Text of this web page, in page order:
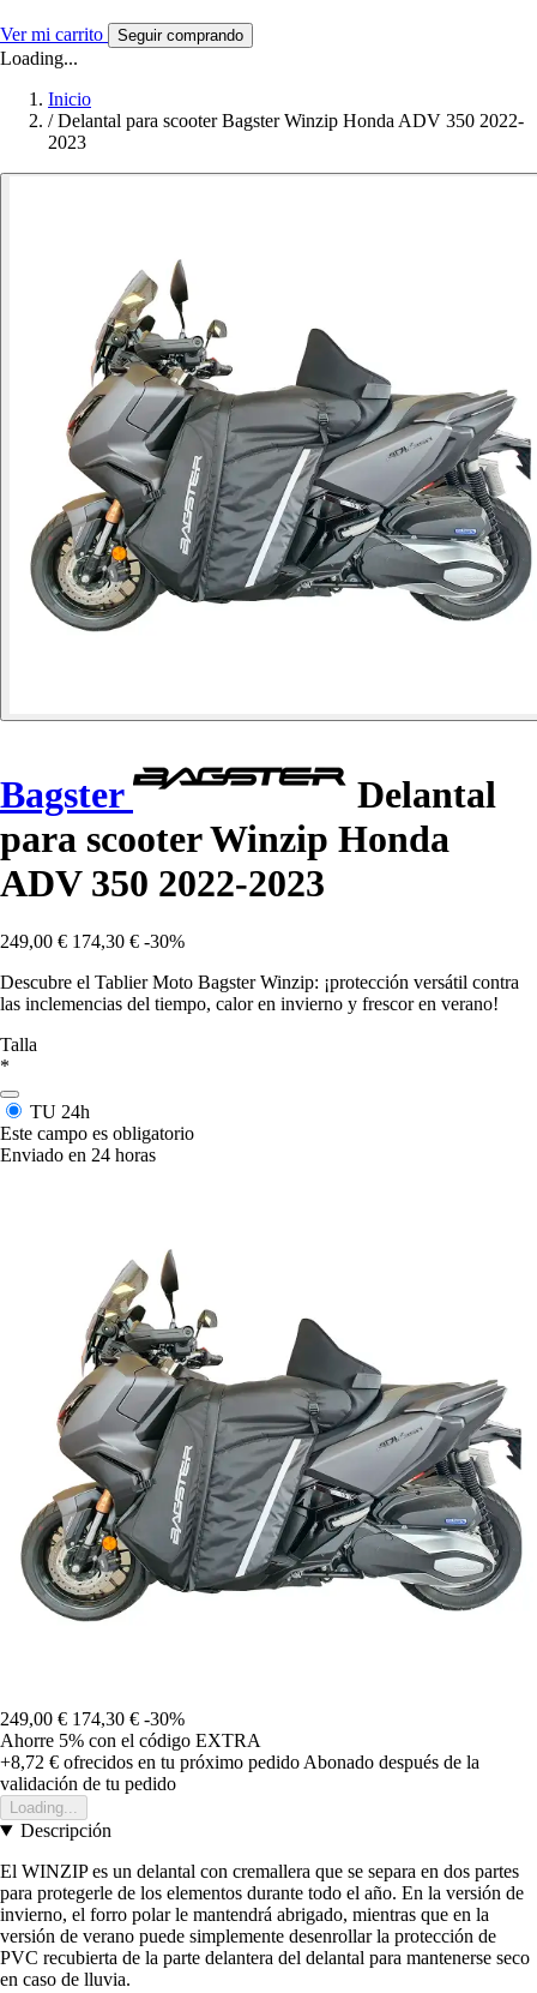
Ver mi carrito Seguir comprando
Loading...
Inicio
/ Delantal para scooter Bagster Winzip Honda ADV 350 2022-
2023
Bagster
Delantal
para scooter Winzip Honda
ADV 350 2022-2023
249,00 € 174,30 € -30%
Descubre el Tablier Moto Bagster Winzip: ¡protección versátil contra
las inclemencias del tiempo, calor en invierno y frescor en verano!
Talla
*
TU 24h
Este campo es obligatorio
Enviado en 24 horas
249,00 € 174,30 € -30%
Ahorre 5% con el código EXTRA
+8,72 € ofrecidos en tu próximo pedido Abonado después de la
validación de tu pedido
Loading...
Descripción
El WINZIP es un delantal con cremallera que se separa en dos partes
para protegerle de los elementos durante todo el año. En la versión de
invierno, el forro polar le mantendrá abrigado, mientras que en la
versión de verano puede simplemente desenrollar la protección de
PVC recubierta de la parte delantera del delantal para mantenerse seco
en caso de lluvia.